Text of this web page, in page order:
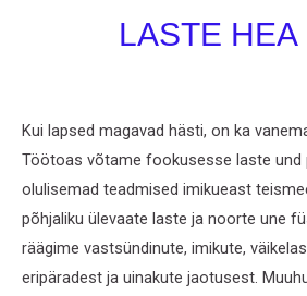
LASTE HEA
Kui lapsed magavad hästi, on ka
Töötoas võtame fookusesse laste und
olulisemad teadmised imikueast
põhjaliku ülevaate laste ja noorte une
räägime vastsündinute, imikute,
eripäradest ja uinakute jaotusest.